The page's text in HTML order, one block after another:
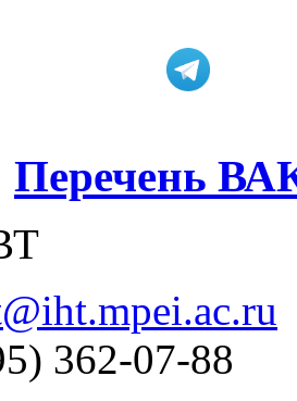
Перечень
362-07-88